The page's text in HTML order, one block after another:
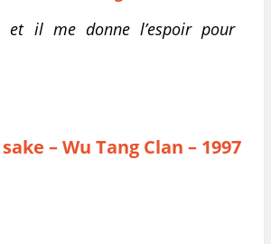
et il me donne l’espoir pour
– Wu Tang Clan – 1997